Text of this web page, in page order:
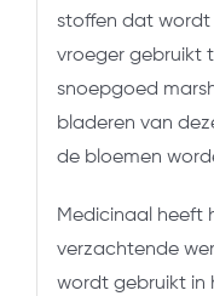
stoffen dat wordt
vroeger gebruikt
snoepgoed
bladeren van
de bloemen
Medicinaal heeft
verzachtende
wordt gebruikt in